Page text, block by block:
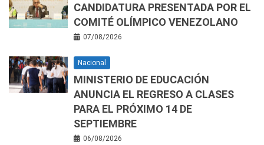
CANDIDATURA PRESENTADA POR EL
COMITÉ OLÍMPICO VENEZOLANO
07/08/2026
Nacional
MINISTERIO DE EDUCACIÓN
ANUNCIA EL REGRESO A CLASES
PARA EL PRÓXIMO 14 DE
SEPTIEMBRE
06/08/2026